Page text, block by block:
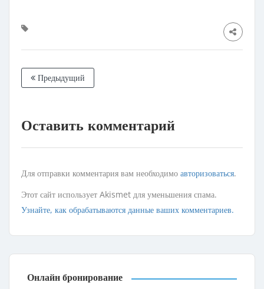
Предыдущий
Оставить комментарий
Для отправки комментария вам необходимо авторизоваться.
Этот сайт использует Akismet для уменьшения спама.
Узнайте, как обрабатываются данные ваших комментариев.
Онлайн бронирование